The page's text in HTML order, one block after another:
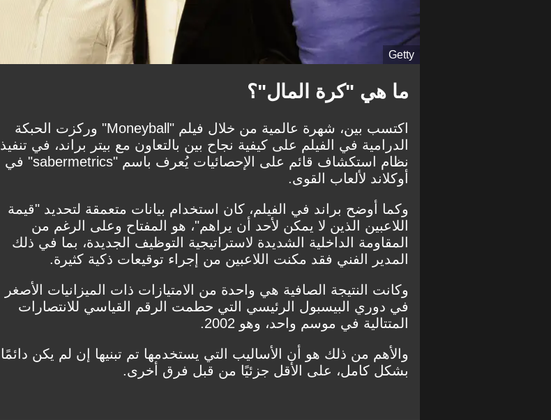
Getty
ما هي "كرة المال"؟
اكتسب بين، شهرة عالمية من خلال فيلم "Moneyball" وركزت الحبكة
الدرامية في الفيلم على كيفية نجاح بين بالتعاون مع بيتر براند، في تنفيذ
نظام استكشاف قائم على الإحصائيات يُعرف باسم "sabermetrics" في
أوكلاند لألعاب القوى.
وكما أوضح براند في الفيلم، كان استخدام بيانات متعمقة لتحديد "قيمة
اللاعبين الذين لا يمكن لأحد أن يراهم"، هو المفتاح وعلى الرغم من
المقاومة الداخلية الشديدة لاستراتيجية التوظيف الجديدة، بما في ذلك
المدير الفني فقد مكنت اللاعبين من إجراء توقيعات ذكية كثيرة.
وكانت النتيجة الصافية هي واحدة من الامتيازات ذات الميزانيات الأصغر
في دوري البيسبول الرئيسي التي حطمت الرقم القياسي للانتصارات
المتتالية في موسم واحد، وهو 2002.
والأهم من ذلك هو أن الأساليب التي يستخدمها تم تبنيها إن لم يكن دائمًا
بشكل كامل، على الأقل جزئيًا من قبل فرق أخرى.